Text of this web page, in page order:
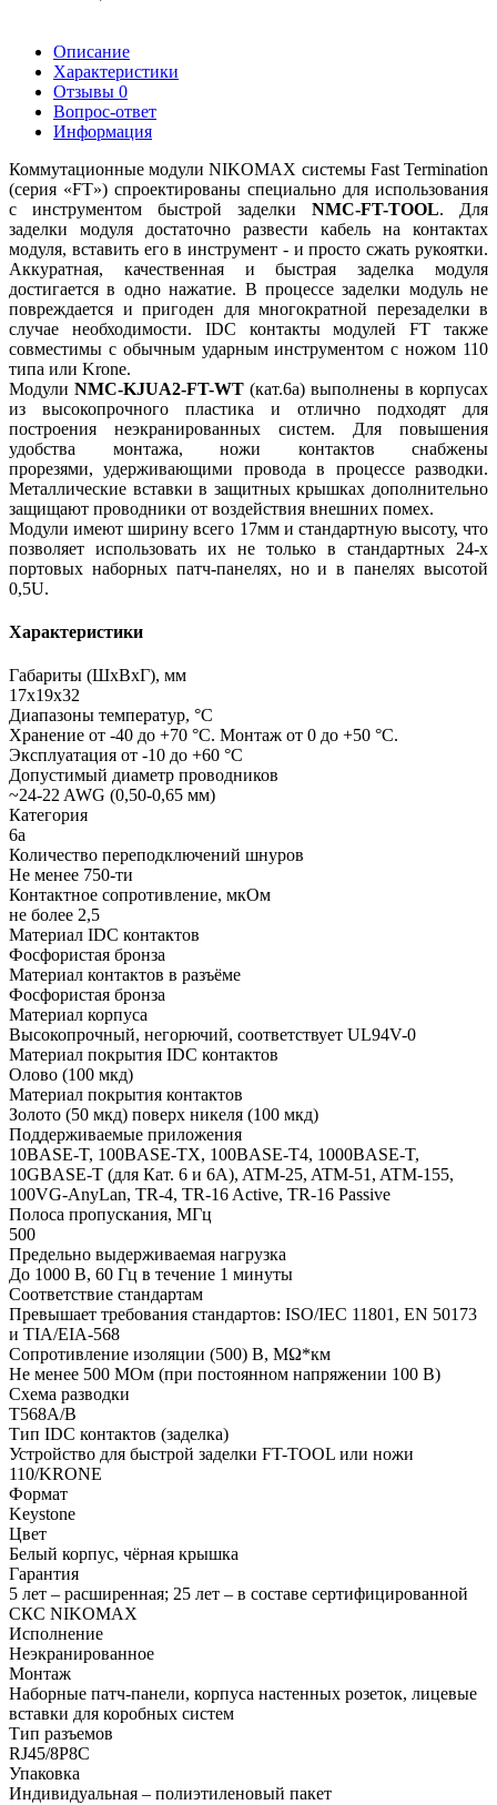
Описание
Характеристики
Отзывы 0
Вопрос-ответ
Информация
Коммутационные модули NIKOMAX системы Fast Termination
(серия «FT») спроектированы специально для использования
с инструментом быстрой заделки NMC-FT-TOOL. Для
заделки модуля достаточно развести кабель на контактах
модуля, вставить его в инструмент - и просто сжать рукоятки.
Аккуратная, качественная и быстрая заделка модуля
достигается в одно нажатие. В процессе заделки модуль не
повреждается и пригоден для многократной перезаделки в
случае необходимости. IDC контакты модулей FT также
совместимы с обычным ударным инструментом с ножом 110
типа или Krone.
Модули NMC-KJUA2-FT-WT (кат.6a) выполнены в корпусах
из высокопрочного пластика и отлично подходят для
построения неэкранированных систем. Для повышения
удобства монтажа, ножи контактов снабжены
прорезями,удерживающими проводав процессе разводки.
Металлические вставки в защитных крышках дополнительно
защищают проводники от воздействия внешних помех.
Модули имеют ширину всего 17мм и стандартную высоту, что
позволяет использовать их не только в стандартных 24-х
портовых наборных патч-панелях, но и в панелях высотой
0,5U.
Характеристики
Габариты (ШхВхГ), мм
17х19х32
Диапазоны температур, °C
Хранение от -40 до +70 °C. Монтаж от 0 до +50 °C.
Эксплуатация от -10 до +60 °C
Допустимый диаметр проводников
~24-22 AWG (0,50-0,65 мм)
Категория
6a
Количество переподключений шнуров
Не менее 750-ти
Контактное сопротивление, мкОм
не более 2,5
Материал IDC контактов
Фосфористая бронза
Материал контактов в разъёме
Фосфористая бронза
Материал корпуса
Высокопрочный, негорючий, соответствует UL94V-0
Материал покрытия IDC контактов
Олово (100 мкд)
Материал покрытия контактов
Золото (50 мкд) поверх никеля (100 мкд)
Поддерживаемые приложения
10BASE-T, 100BASE-TX, 100BASE-T4, 1000BASE-T,
10GBASE-T (для Кат. 6 и 6А), ATM-25, ATM-51, ATM-155,
100VG-AnyLan, TR-4, TR-16 Active, TR-16 Passive
Полоса пропускания, МГц
500
Предельно выдерживаемая нагрузка
До 1000 В, 60 Гц в течение 1 минуты
Соответствие стандартам
Превышает требования стандартов: ISO/IEC 11801, EN 50173
и TIA/EIA-568
Сопротивление изоляции (500) В, MΩ*км
Не менее 500 МОм (при постоянном напряжении 100 В)
Схема разводки
T568A/B
Тип IDC контактов (заделка)
Устройство для быстрой заделки FT-TOOL или ножи
110/KRONE
Формат
Keystone
Цвет
Белый корпус, чёрная крышка
Гарантия
5 лет – расширенная; 25 лет – в составе сертифицированной
СКС NIKOMAX
Исполнение
Неэкранированное
Монтаж
Наборные патч-панели, корпуса настенных розеток, лицевые
вставки для коробных систем
Тип разъемов
RJ45/8P8C
Упаковка
Индивидуальная – полиэтиленовый пакет